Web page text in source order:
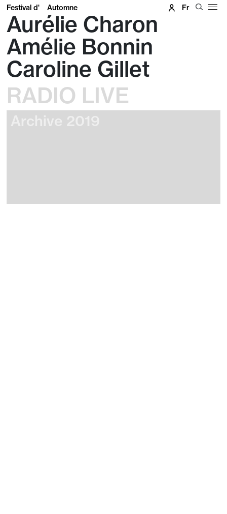
Festival d' Automne Fr
Aurélie Charon
Amélie Bonnin
Caroline Gillet
RADIO LIVE